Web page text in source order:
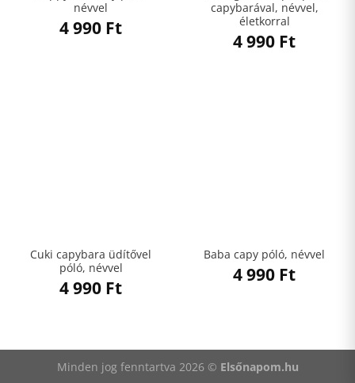
névvel
4 990 Ft
capybarával, névvel,
életkorral
4 990 Ft
Cuki capybara üdítővel
póló, névvel
4 990 Ft
Baba capy póló, névvel
4 990 Ft
Minden jog fenntartva 2026 © Elsőnapom.hu